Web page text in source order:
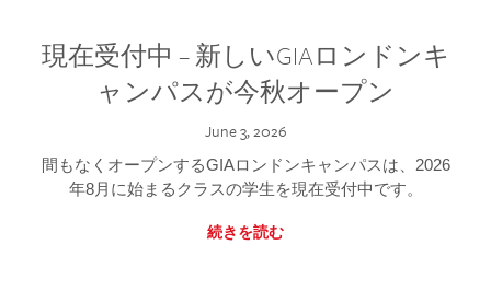
現在受付中 – 新しいGIAロンドンキ
ャンパスが今秋オープン
June 3, 2026
間もなくオープンするGIAロンドンキャンパスは、2026
年8月に始まるクラスの学生を現在受付中です。
続きを読む